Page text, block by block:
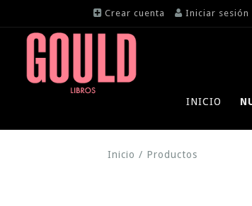
Crear cuenta Iniciar sesión
INICIO
Inicio / Productos